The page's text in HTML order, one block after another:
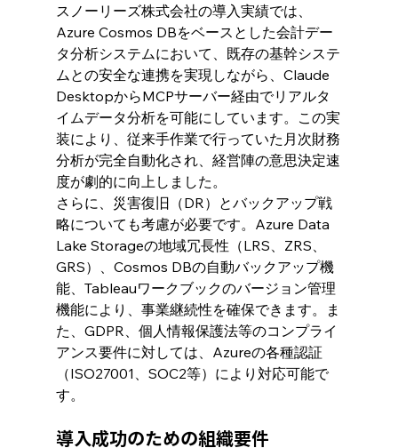
スノーリーズ株式会社の導入実績では、
Azure Cosmos DBをベースとした会計デー
タ分析システムにおいて、既存の基幹システ
ムとの安全な連携を実現しながら、Claude
DesktopからMCPサーバー経由でリアルタ
イムデータ分析を可能にしています。この実
装により、従来手作業で行っていた月次財務
分析が完全自動化され、経営陣の意思決定速
度が劇的に向上しました。
さらに、災害復旧（DR）とバックアップ戦
略についても考慮が必要です。Azure Data
Lake Storageの地域冗長性（LRS、ZRS、
GRS）、Cosmos DBの自動バックアップ機
能、Tableauワークブックのバージョン管理
機能により、事業継続性を確保できます。ま
た、GDPR、個人情報保護法等のコンプライ
アンス要件に対しては、Azureの各種認証
（ISO27001、SOC2等）により対応可能で
す。
導入成功のための組織要件